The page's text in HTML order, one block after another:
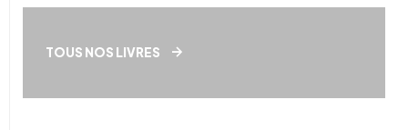
TOUS NOS LIVRES